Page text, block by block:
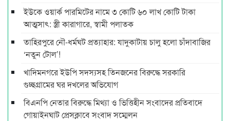
ইউকে ওয়ার্ক পারমিটের নামে ৩ কোটি ৬০ লাখ কোটি টাকা
আত্মসাৎ: স্ত্রী কারাগারে, স্বামী পলাতক
তাহিরপুরে নৌ-ধর্মঘট প্রত্যাহার: যাদুকাটায় চালু হলো চাঁদাবাজির
‘নতুন টোল’!
খাদিমনগরে ইউপি সদস্যসহ তিনজনের বিরুদ্ধে সরকারি
গুচ্ছগ্রামের ঘর দখলের অভিযোগ
বিএনপি নেতার বিরুদ্ধে মিথ্যা ও ভিত্তিহীন সংবাদের প্রতিবাদে
গোয়াইনঘাট প্রেসক্লাবে সংবাদ সম্মেলন